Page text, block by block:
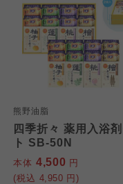
熊野油脂
四季折々 薬用入浴
ト SB-50N
本体 4,500 円
(税込 4,950 円)